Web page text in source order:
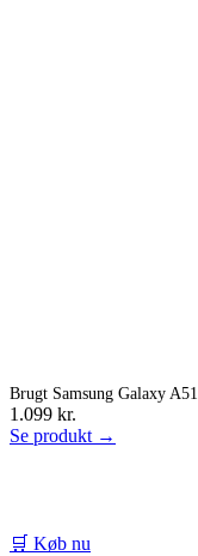
Brugt Samsung Galaxy A51
1.099 kr.
Se produkt →
🛒 Køb nu